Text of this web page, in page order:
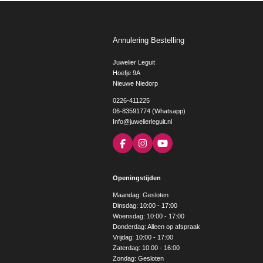
Annulering Bestelling
Juwelier Leguit
Hoefje 9A
Nieuwe Niedorp
0226-411225
06-83591774 (Whatsapp)
Info@juwelierleguit.nl
F
a
b
o
k
I
n
a
g
r
a
m
Y
o
e
Openingstijden
Maandag: Gesloten
Dinsdag: 10:00 - 17:00
Woensdag: 10:00 - 17:00
Donderdag: Alleen op afspraak
Vrijdag: 10:00 - 17:00
Zaterdag: 10:00 - 16:00
Zondag: Gesloten